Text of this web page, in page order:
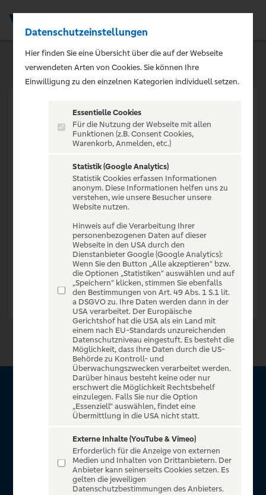
VERANSTALTUNG NICHT
GEFUNDEN
Zur Startseite
Über VR Entertain
für alle Kunden der Volksbanken Raiffeisenbanken. Auf
unserem einzigartigen Portal finden Sie Tickets für
atemberaubende Konzerte, Musicals und Shows, die
Fußball-Bundesliga sowie die Champions League und die
Datenschutzeinstellungen
Hier finden Sie eine Übersicht über die auf der Webseite
verwendeten Arten von Cookies. Sie können Ihre
Einwilligung zu den einzelnen Kategorien individuell setzen.
Essentielle Cookies
Für die Nutzung der Webseite mit allen
Funktionen (z.B. Consent Cookies,
Warenkorb, Anmelden, etc.)
Statistik (Google Analytics)
Statistik Cookies erfassen Informationen
anonym. Diese Informationen helfen uns zu
verstehen, wie unsere Besucher unsere
Website nutzen.
Hinweis auf die Verarbeitung Ihrer
personenbezogenen Daten auf dieser
Webseite in den USA durch den
Dienstanbieter Google (Google Analytics):
Wenn Sie den Button „Alle akzeptieren“ bzw.
die Optionen „Statistiken“ auswählen und auf
„Speichern“ klicken, stimmen Sie ebenfalls
den Bestimmungen von Art. 49 Abs. 1 S.1 lit.
a DSGVO zu. Ihre Daten werden dann in der
USA verarbeitet. Der Europäische
Gerichtshof hat die USA als ein Land mit
einem nach EU-Standards unzureichenden
Datenschutzniveau eingestuft. Es besteht die
Möglichkeit, dass Ihre Daten durch die US-
Behörde zu Kontroll- und
Überwachungszwecken verarbeitet werden.
Darüber hinaus besteht keine oder nur
erschwert die Möglichkeit Rechtsbehelf
einzulegen. Falls Sie nur die Option
„Essenziell“ auswählen, findet eine
Übermittlung in die USA nicht statt.
Externe Inhalte (YouTube & Vimeo)
Erforderlich für die Anzeige von externen
Medien und Inhalten von Drittanbietern. Der
Anbieter kann seinerseits Cookies setzen. Es
gelten die jeweiligen
Datenschutzbestimmungen des Anbieters.